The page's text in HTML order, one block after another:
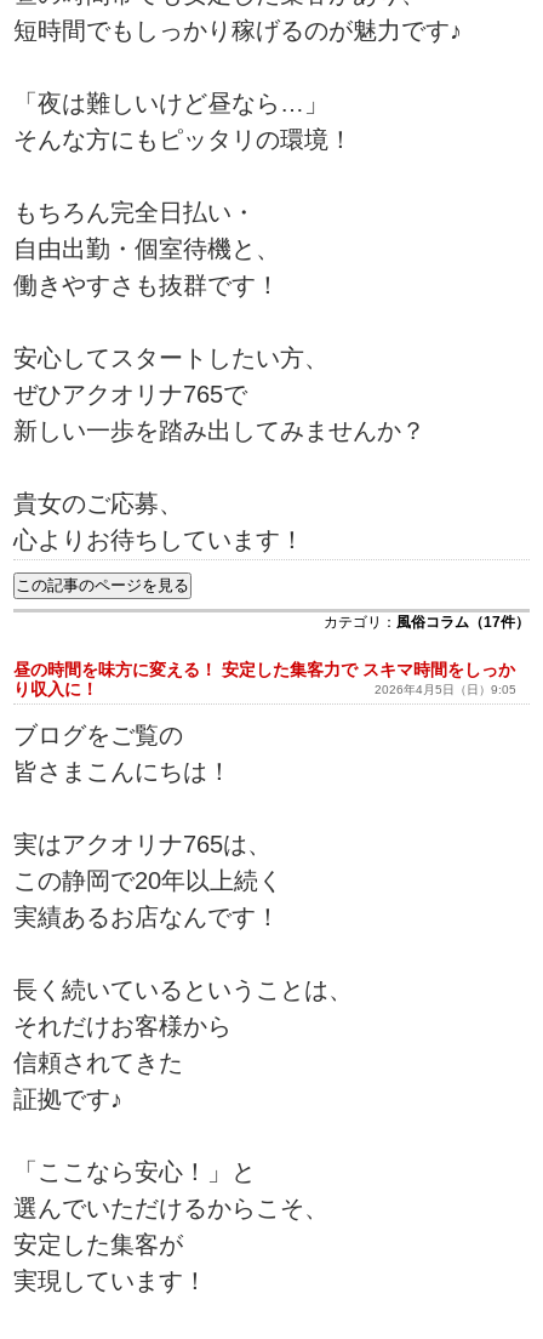
短時間でもしっかり稼げるのが魅力です♪
「夜は難しいけど昼なら…」
そんな方にもピッタリの環境！
もちろん完全日払い・
自由出勤・個室待機と、
働きやすさも抜群です！
安心してスタートしたい方、
ぜひアクオリナ765で
新しい一歩を踏み出してみませんか？
貴女のご応募、
心よりお待ちしています！
カテゴリ： 風俗コラム（17件）
昼の時間を味方に変える！ 安定した集客力で スキマ時間をしっか
り収入に！
2026年4月5日（日）9:05
ブログをご覧の
皆さまこんにちは！
実はアクオリナ765は、
この静岡で20年以上続く
実績あるお店なんです！
長く続いているということは、
それだけお客様から
信頼されてきた
証拠です♪
「ここなら安心！」と
選んでいただけるからこそ、
安定した集客が
実現しています！